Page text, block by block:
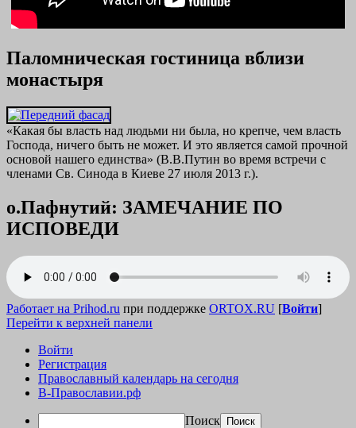
Паломническая гостиница вблизи
монастыря
«Какая бы власть над людьми ни была, но крепче, чем власть
Господа, ничего быть не может. И это является самой прочной
основой нашего единства» (В.В.Путин во время встречи с
членами Св. Синода в Киеве 27 июля 2013 г.).
о.Пафнутий: ЗАМЕЧАНИЕ ПО
ИСПОВЕДИ
Работает на Prihod.ru при поддержке ORTOX.RU [Войти]
Перейти к верхней панели
Войти
Регистрация
Православный календарь на сегодня
В-Православии.рф
Поиск